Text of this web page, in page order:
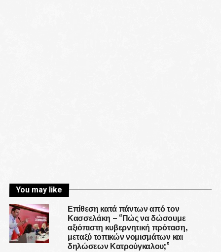
You may like
Επίθεση κατά πάντων από τον
Κασσελάκη – “Πώς να δώσουμε
αξιόπιστη κυβερνητική πρόταση,
μεταξύ τοπικών νομισμάτων και
δηλώσεων Κατρούγκαλου;”